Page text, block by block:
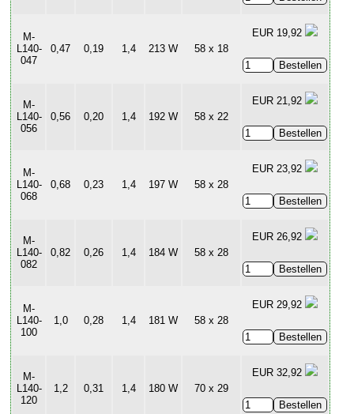
M-
L140-
047
0,47 0,19 1,4 213 W 58 x 18
EUR 19,92
M-
L140-
056
0,56 0,20 1,4 192 W 58 x 22
EUR 21,92
M-
L140-
068
0,68 0,23 1,4 197 W 58 x 28
EUR 23,92
M-
L140-
082
0,82 0,26 1,4 184 W 58 x 28
EUR 26,92
M-
L140-
100
1,0 0,28 1,4 181 W 58 x 28
EUR 29,92
M-
L140-
120
1,2 0,31 1,4 180 W 70 x 29
EUR 32,92